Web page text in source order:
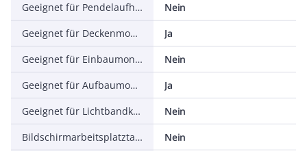
Geeignet für Pendelaufhängung
Nein
Geeignet für Deckenmontage
Ja
Geeignet für Einbaumontage
Nein
Geeignet für Aufbaumontage
Ja
Geeignet für Lichtbandkonfiguration
Nein
Bildschirmarbeitsplatztauglich nach EN 12464-1
Nein